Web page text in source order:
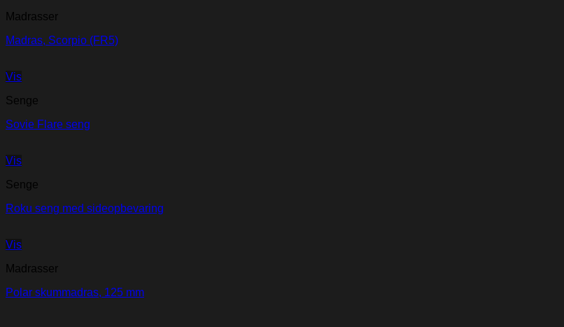
Madrasser
Madras, Scorpio (FR5)
Vis
Senge
Sovie Flare seng
Vis
Senge
Roku seng med sideopbevaring
Vis
Madrasser
Polar skummadras, 125 mm